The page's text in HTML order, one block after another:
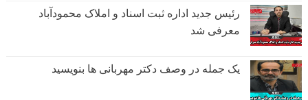
رئیس جدید اداره ثبت اسناد و املاک محمودآباد
معرفی شد
یک جمله در وصف دکتر مهربانی ها بنویسید